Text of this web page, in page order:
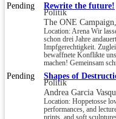
Pending Rewrite the future!
Politik
The ONE
Location: Arena Wir
schon drei Jahre
Impfgerechtigkeit.
bewaffnete Konflikte
machen! Gemeinsam
Pending Shapes of
Politik
Andrea Garcia
Location: Hoppetosse
performances, and
prints, and soft